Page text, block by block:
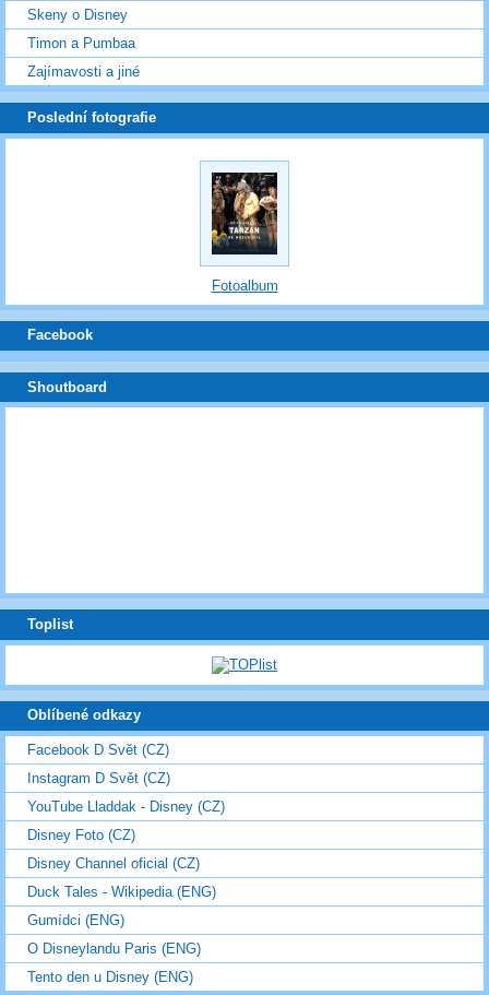
Skeny o Disney
Timon a Pumbaa
Zajímavosti a jiné
Poslední fotografie
Fotoalbum
Facebook
Shoutboard
Toplist
Oblíbené odkazy
Facebook D Svět (CZ)
Instagram D Svět (CZ)
YouTube Lladdak - Disney (CZ)
Disney Foto (CZ)
Disney Channel oficial (CZ)
Duck Tales - Wikipedia (ENG)
Gumídci (ENG)
O Disneylandu Paris (ENG)
Tento den u Disney (ENG)